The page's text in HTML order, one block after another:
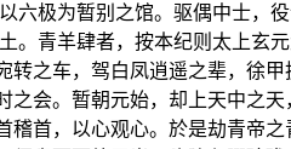
六极为暂别之馆。驱偶中士，
。青羊肆者，按本纪则太上玄
转之车，驾白凤逍遥之辈，徐
之会。暂朝元始，却上天中之
稽首，以心观心。於是劫青帝